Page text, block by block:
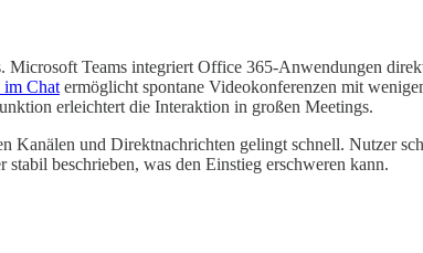
Microsoft Teams integriert Office 365-Anwendungen
Chat ermöglicht spontane Videokonferenzen mit
erleichtert die Interaktion in großen Meetings.
und Direktnachrichten gelingt schnell. Nutzer
beschrieben, was den Einstieg erschweren kann.